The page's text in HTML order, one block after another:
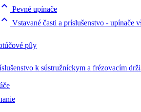
 Pevné upínače
 Vstavané časti a príslušenstvo - upínače
píly
k sústružníckym a frézovacím